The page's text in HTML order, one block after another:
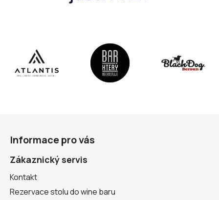
Informace pro vás
Zákaznický servis
Kontakt
Rezervace stolu do wine baru